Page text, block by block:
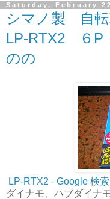
Saturday, February
シマノ製 自
LP-RTX2 ６P
のの
LP-RTX2 - Google 検索
ダイナモ、ハブダイナ